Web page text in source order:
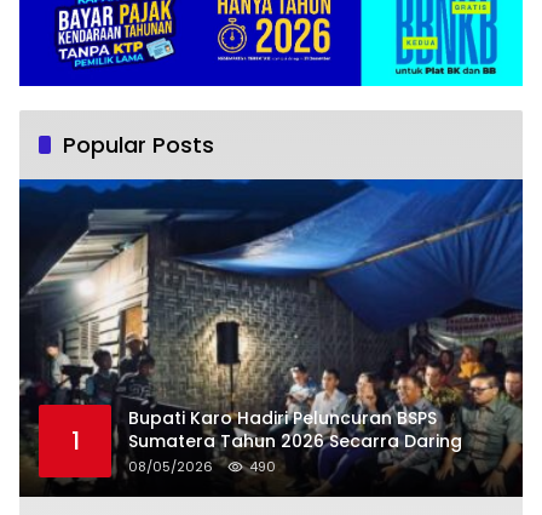
Popular Posts
1
Bupati Karo Hadiri Peluncuran BSPS
Sumatera Tahun 2026 Secarra Daring
08/05/2026 490